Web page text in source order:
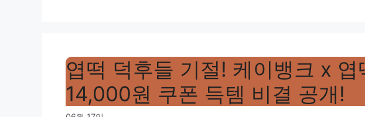
엽떡 덕후들 기절! 케이뱅크 x 엽
14,000원 쿠폰 득템 비결 공개!